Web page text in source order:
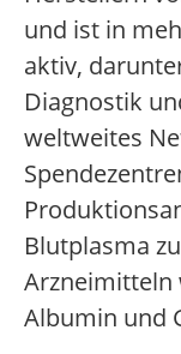
und ist in
aktiv,
Diagnostik
weltweites
Blutplasma
Arzneimitteln
Albumin und